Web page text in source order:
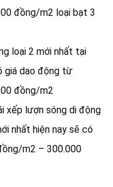
đồng/m2 loại bạt 3
loại 2 mới nhất tại
giá dao động từ
đồng/m2
xếp lượn sóng di động
nhất hiện nay sẽ có
m2 – 300.000